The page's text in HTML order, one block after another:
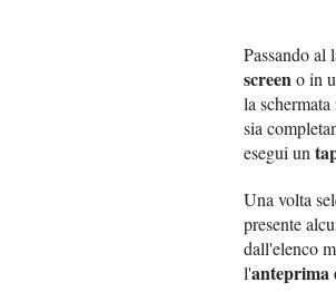
Passando al
screeno in
la
sia
esegui un
Una volta
presente
dall'elenco
l'anteprima